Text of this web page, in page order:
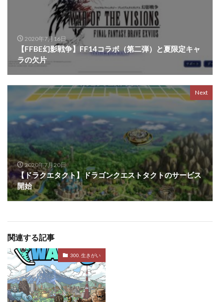
2020年7月16日
【FFBE幻影戦争】FF14コラボ（第二弾）と夏限定キャ
ラの欠片
Next
2020年7月20日
【ドラクエタクト】ドラゴンクエストタクトのサービス
開始
関連する記事
300. 生きがい